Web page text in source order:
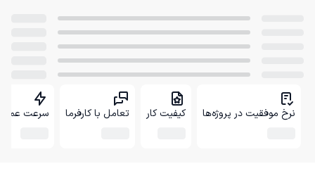
نرخ موفقیت در پروژه‌ها کیفیت کار تعامل با کارفرما سرعت عمل